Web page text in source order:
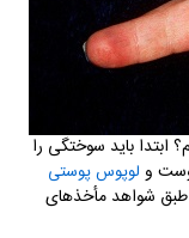
ابتدا باید سوختگی را
و لوپوس پوستی
طبق شواهد مأخذهای